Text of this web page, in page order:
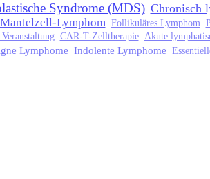
Syndrome (MDS) Chronisch
Mantelzell-Lymphom Follikuläres Lymphom
CAR-T-Zelltherapie Akute
Lymphome Indolente Lymphome